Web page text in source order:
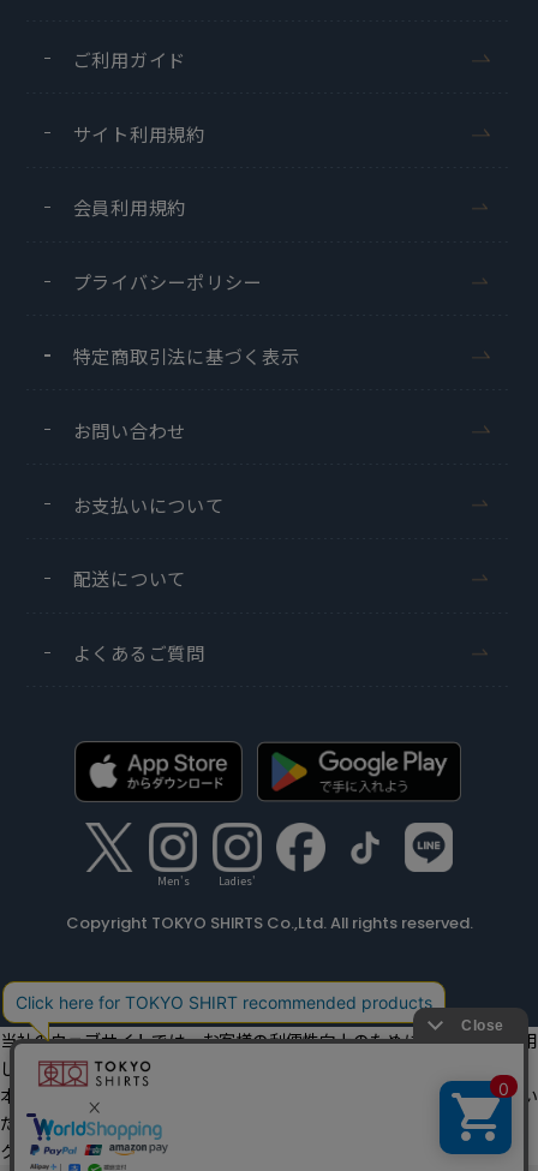
ご利用ガイド
サイト利用規約
会員利用規約
プライバシーポリシー
特定商取引法に基づく表示
お問い合わせ
お支払いについて
配送について
よくあるご質問
Men's Ladies'
Copyright TOKYO SHIRTS Co.,Ltd. All rights reserved.
当社のウェブサイトでは、お客様の利便性向上のためにクッキーを利用
しています。
本ウェブサイトをこのままご利用になる場合、クッキーの使用に同意い
ただいたものとみなします。
クッキーを通じて収集する情報には、「お客様個人を特定できる情報」